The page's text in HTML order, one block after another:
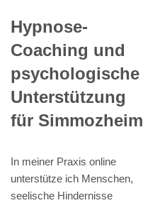
Hypnose-
Coaching und
psychologische
Unterstützung
für Simmozheim
In meiner Praxis online
unterstütze ich Menschen,
seelische Hindernisse